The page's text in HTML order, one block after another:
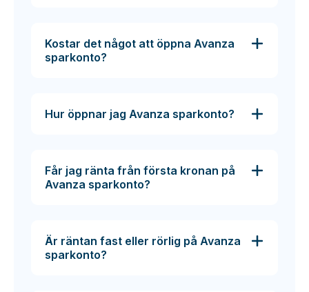
Kostar det något att öppna Avanza
sparkonto?
Hur öppnar jag Avanza sparkonto?
Får jag ränta från första kronan på
Avanza sparkonto?
Är räntan fast eller rörlig på Avanza
sparkonto?